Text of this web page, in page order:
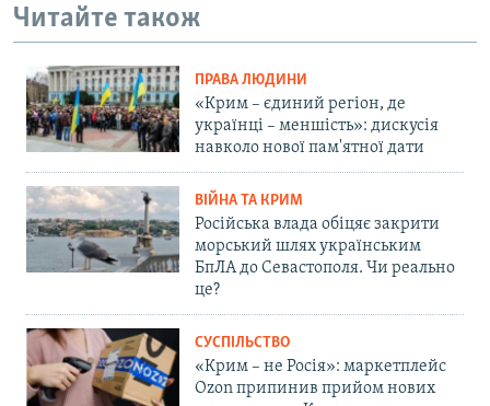
Читайте також
ПРАВА ЛЮДИНИ
«Крим – єдиний регіон, де
українці – меншість»: дискусія
навколо нової пам'ятної дати
ВІЙНА ТА КРИМ
Російська влада обіцяє закрити
морський шлях українським
БпЛА до Севастополя. Чи реально
це?
СУСПІЛЬСТВО
«Крим – не Росія»: маркетплейс
Ozon припинив прийом нових